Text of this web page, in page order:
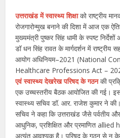
उत्तराखंड में स्वास्थ्य शिक्षाको राष्ट्रीय
रोजगारोन्मुख बनाने की दिशा में आज एक
मुख्यमंत्री पुष्कर सिंह धामी के स्पष्ट
डॉ धन सिंह रावत के मार्गदर्शन में राष्ट्रीय
आयोग अधिनियम–2021 (National
Healthcare Professions Act –
एवं स्वास्थ्य देखरेख परिषद के गठनकी
एक उच्चस्तरीय बैठक आयोजित की गई। इस
स्वास्थ्य सचिव डॉ. आर. राजेश कुमार ने
सचिव ने कहा कि उत्तराखंड जैसे पर्वतीय
आधुनिक, प्रशिक्षित और प्रमाणित
अत्यंत आवश्यक है। परिषद के गठन से न